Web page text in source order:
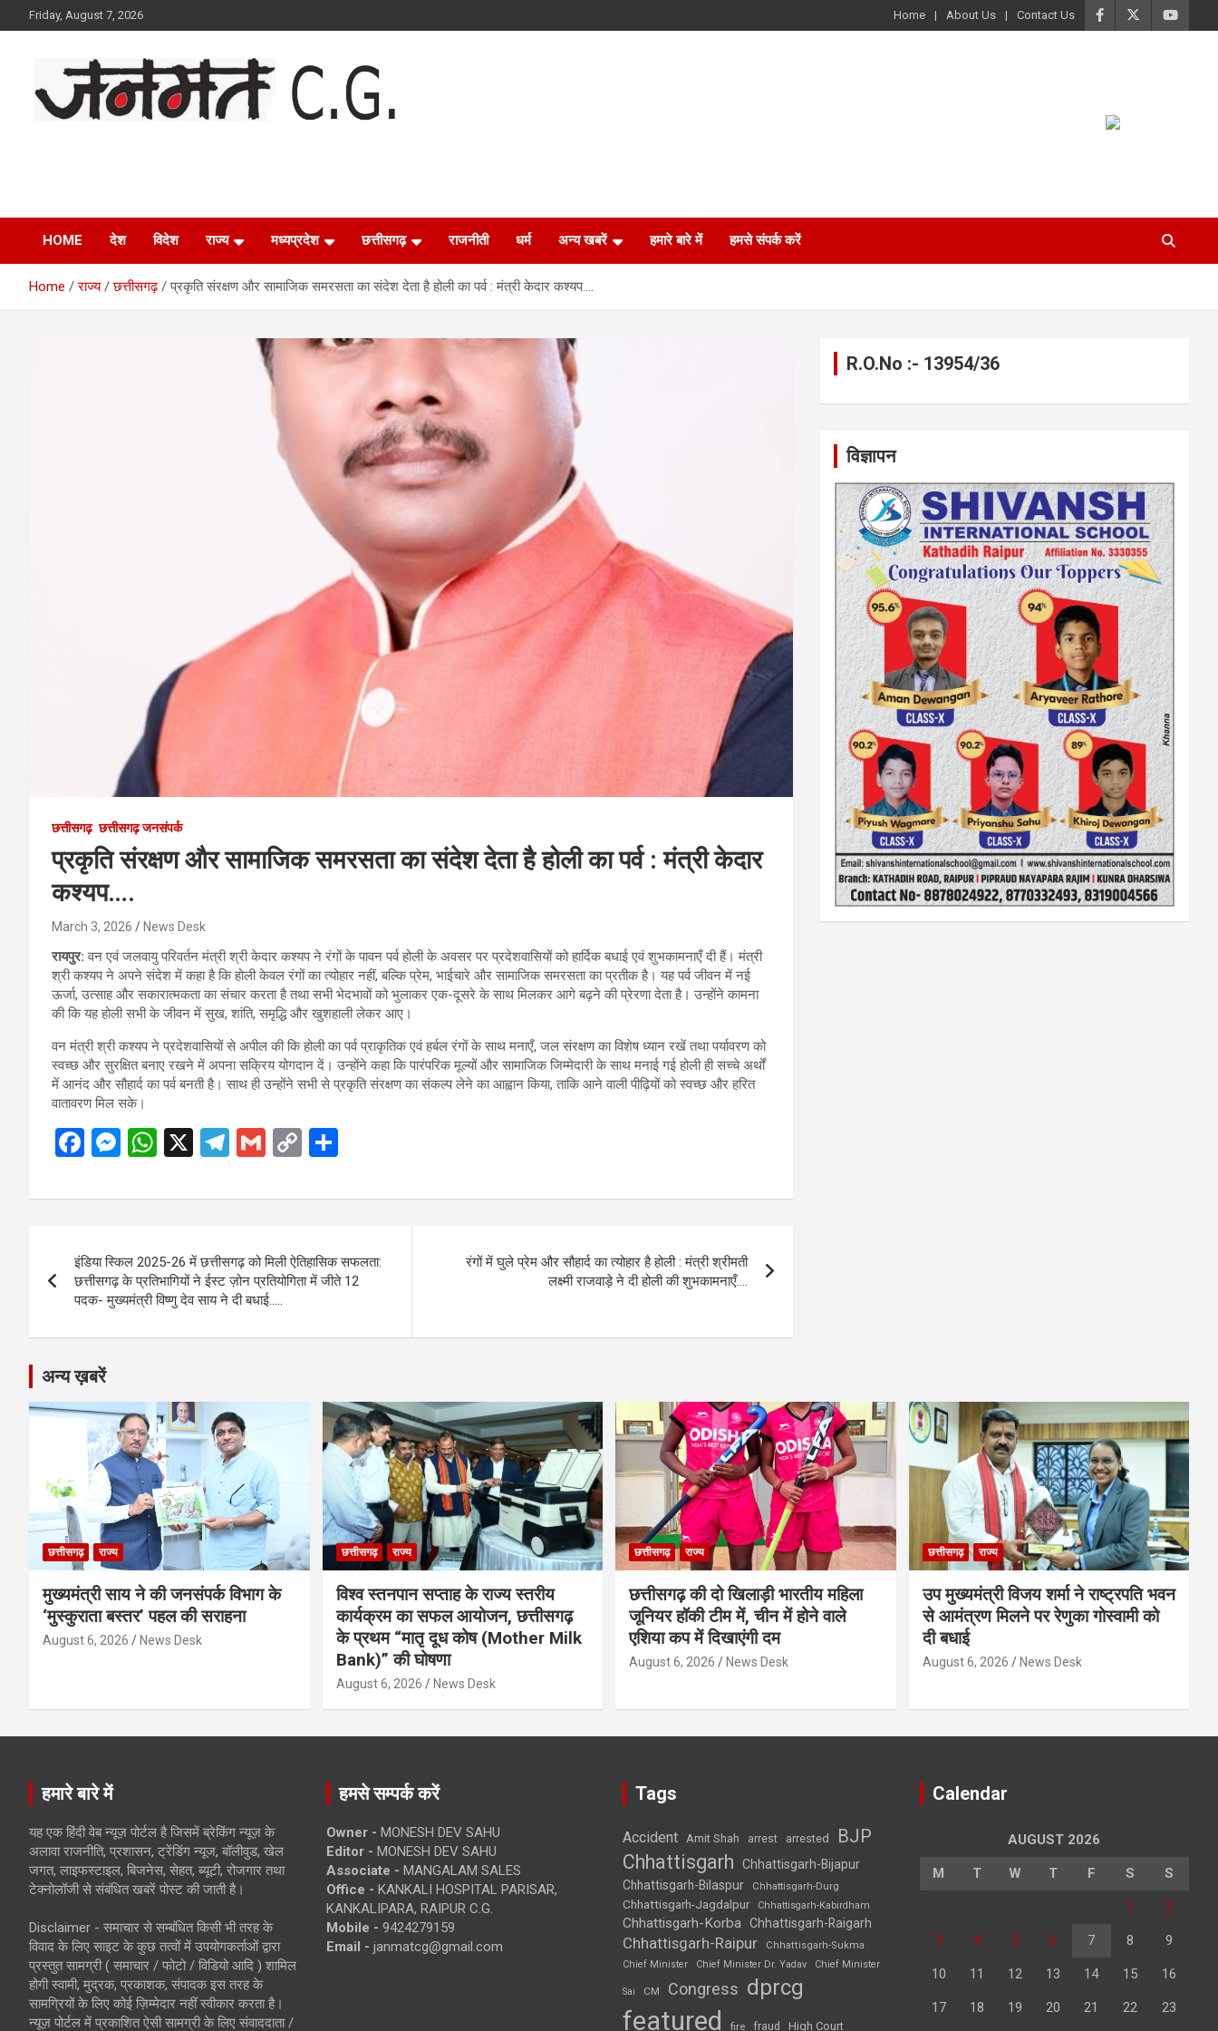
to
Friday, August 7, 2026 Home About Us Contact Us
HOME देश विदेश राज्य मध्यप्रदेश छत्तीसगढ़ राजनीती धर्म अन्य खबरें हमारे बारे में हमसे संपर्क करें
Home राज्य छत्तीसगढ़ प्रकृति संरक्षण और सामाजिक समरसता का संदेश देता है होली का पर्व : मंत्री केदार कश्यप….
छत्तीसगढ़ छत्तीसगढ़ जनसंपर्क
प्रकृति संरक्षण और सामाजिक समरसता का संदेश देता है होली का पर्व : मंत्री केदार
कश्यप….
March 3, 2026 News Desk
रायपुर:वन एवं जलवायु परिवर्तन मंत्री श्री केदार कश्यप ने रंगों के पावन पर्व होली के अवसर पर प्रदेशवासियों को हार्दिक बधाई एवं शुभकामनाएँ दी हैं। मंत्री
श्री कश्यप ने अपने संदेश में कहा है कि होली केवल रंगों का त्योहार नहीं, बल्कि प्रेम, भाईचारे और सामाजिक समरसता का प्रतीक है। यह पर्व जीवन में नई
ऊर्जा, उत्साह और सकारात्मकता का संचार करता है तथा सभी भेदभावों को भुलाकर एक-दूसरे के साथ मिलकर आगे बढ़ने की प्रेरणा देता है। उन्होंने कामना
की कि यह होली सभी के जीवन में सुख, शांति, समृद्धि और खुशहाली लेकर आए।
वन मंत्री श्री कश्यप ने प्रदेशवासियों से अपील की कि होली का पर्व प्राकृतिक एवं हर्बल रंगों के साथ मनाएँ, जल संरक्षण का विशेष ध्यान रखें तथा पर्यावरण को
स्वच्छ और सुरक्षित बनाए रखने में अपना सक्रिय योगदान दें। उन्होंने कहा कि पारंपरिक मूल्यों और सामाजिक जिम्मेदारी के साथ मनाई गई होली ही सच्चे अर्थों
में आनंद और सौहार्द का पर्व बनती है। साथ ही उन्होंने सभी से प्रकृति संरक्षण का संकल्प लेने का आह्वान किया, ताकि आने वाली पीढ़ियों को स्वच्छ और हरित
वातावरण मिल सके।
F
ce
o
o
k
M
se
g
er
W
at
A
p
p
X
T
e
a
m
G
ail
C
py
n
k
ar
navigation
इंडिया स्किल 2025-26 में छत्तीसगढ़ को मिली ऐतिहासिक सफलता:
छत्तीसगढ़ के प्रतिभागियों ने ईस्ट ज़ोन प्रतियोगिता में जीते 12
पदक- मुख्यमंत्री विष्णु देव साय ने दी बधाई…..
रंगों में घुले प्रेम और सौहार्द का त्योहार है होली : मंत्री श्रीमती
लक्ष्मी राजवाड़े ने दी होली की शुभकामनाएँ….
R.O.No :- 13954/36
विज्ञापन
अन्य ख़बरें
छत्तीसगढ़ राज्य
मुख्यमंत्री साय ने की जनसंपर्क विभाग के
‘मुस्कुराता बस्तर’ पहल की सराहना
August 6, 2026 News Desk
छत्तीसगढ़ राज्य
विश्व स्तनपान सप्ताह के राज्य स्तरीय
कार्यक्रम का सफल आयोजन, छत्तीसगढ़
के प्रथम “मातृ दूध कोष (Mother Milk
Bank)” की घोषणा
August 6, 2026 News Desk
छत्तीसगढ़ राज्य
छत्तीसगढ़ की दो खिलाड़ी भारतीय महिला
जूनियर हॉकी टीम में, चीन में होने वाले
एशिया कप में दिखाएंगी दम
August 6, 2026 News Desk
छत्तीसगढ़ राज्य
उप मुख्यमंत्री विजय शर्मा ने राष्ट्रपति भवन
से आमंत्रण मिलने पर रेणुका गोस्वामी को
दी बधाई
August 6, 2026 News Desk
हमारे बारे में
यह एक हिंदी वेब न्यूज़ पोर्टल है जिसमें ब्रेकिंग न्यूज़ के
अलावा राजनीति, प्रशासन, ट्रेंडिंग न्यूज, बॉलीवुड, खेल
जगत, लाइफस्टाइल, बिजनेस, सेहत, ब्यूटी, रोजगार तथा
टेक्नोलॉजी से संबंधित खबरें पोस्ट की जाती है।
Disclaimer - समाचार से सम्बंधित किसी भी तरह के
विवाद के लिए साइट के कुछ तत्वों में उपयोगकर्ताओं द्वारा
प्रस्तुत सामग्री ( समाचार / फोटो / विडियो आदि ) शामिल
होगी स्वामी, मुद्रक, प्रकाशक, संपादक इस तरह के
सामग्रियों के लिए कोई ज़िम्मेदार नहीं स्वीकार करता है।
न्यूज़ पोर्टल में प्रकाशित ऐसी सामग्री के लिए संवाददाता /
हमसे सम्पर्क करें
Owner - MONESH DEV SAHU
Editor - MONESH DEV SAHU
Associate - MANGALAM SALES
Office - KANKALI HOSPITAL PARISAR,
KANKALIPARA, RAIPUR C.G.
Mobile - 9424279159
Email - janmatcg@gmail.com
Tags
Accident Amit Shah arrest arrested BJP
Chhattisgarh
Chhattisgarh-Bijapur
Chhattisgarh-Bilaspur
Chhattisgarh-Durg
Chhattisgarh-Jagdalpur Chhattisgarh-Kabirdham
Chhattisgarh-Korba Chhattisgarh-Raigarh
Chhattisgarh-Raipur
Chhattisgarh-Sukma
Chief Minister
Chief Minister Dr. Yadav Chief Minister
Sai CM Congress dprcg
featured fire fraud High Court
Calendar
AUGUST 2026
M T W T F S S
1 2
3 4 5 6 7 8 9
10 11 12 13 14 15 16
17 18 19 20 21 22 23